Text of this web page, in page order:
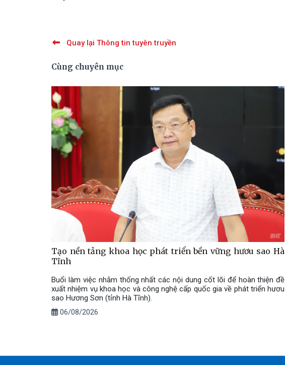
Quay lại Thông tin tuyên truyền
Cùng chuyên mục
Tạo nền tảng khoa học phát triển bền vững hươu sao Hà
Tĩnh
Buổi làm việc nhằm thống nhất các nội dung cốt lõi để hoàn thiện đề
xuất nhiệm vụ khoa học và công nghệ cấp quốc gia về phát triển hươu
sao Hương Sơn (tỉnh Hà Tĩnh).
06/08/2026